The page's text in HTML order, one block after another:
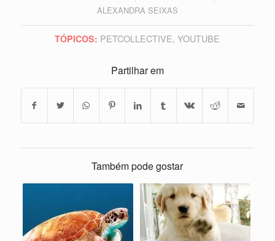
ALEXANDRA SEIXAS
TÓPICOS: PETCOLLECTIVE,YOUTUBE
Partilhar em
Também pode gostar